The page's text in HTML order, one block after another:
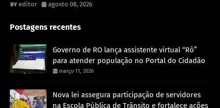
editor agosto 08, 2026
Postagens recentes
Governo de RO lança assistente virtual “Rô”
para atender população no Portal do Cidadão
março 11, 2026
Nova lei assegura participação de servidores
na Escola Pública de Trânsito e fortalece ações